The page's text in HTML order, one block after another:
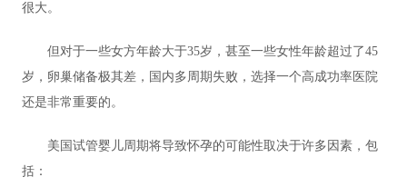
很大。
但对于一些女方年龄大于35岁，甚至一些女性年龄超过了45
岁，卵巢储备极其差，国内多周期失败，选择一个高成功率医院
还是非常重要的。
美国试管婴儿周期将导致怀孕的可能性取决于许多因素，包
括：